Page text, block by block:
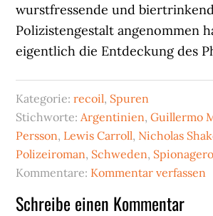
wurstfressende und
Polizistengestalt angenommen
eigentlich die Entdeckung des
Kategorie:recoil, Spuren
Stichworte: Argentinien,Guillermo
Persson, Lewis Carroll, Nicholas
Polizeiroman, Schweden,
Kommentare: Kommentar verfassen
Leser-
Schreibe einen Kommentar